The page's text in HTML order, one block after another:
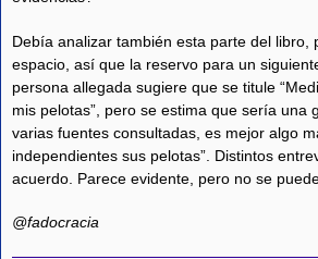
Debía analizar también esta parte del libro,
espacio, así que la reservo para un
persona allegada sugiere que se titule
mis pelotas”, pero se estima que sería una
varias fuentes consultadas, es mejor algo
independientes sus pelotas”. Distintos
acuerdo. Parece evidente, pero no se
@fadocracia